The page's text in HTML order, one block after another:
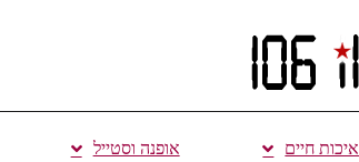
איכות חיים אופנה וסטייל